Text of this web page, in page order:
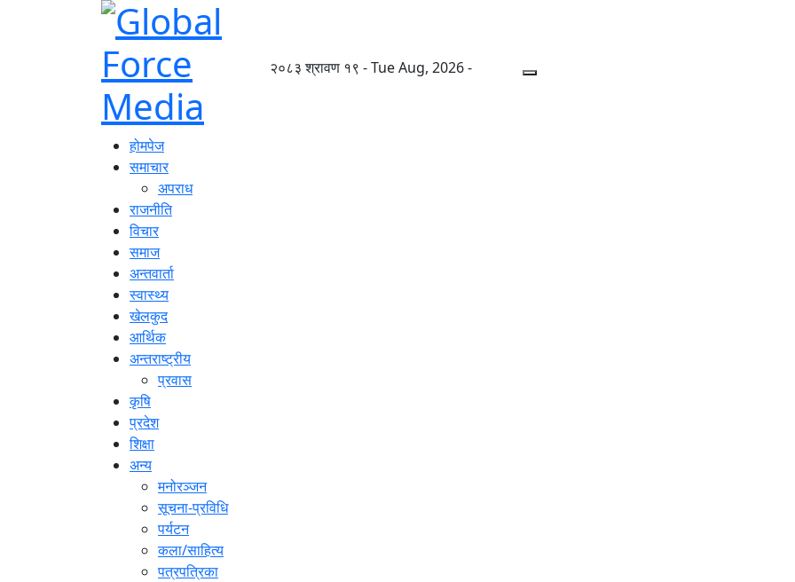
२०८३ श्रावण १९ - Tue Aug, 2026 -
होमपेज
समाचार
अपराध
राजनीति
विचार
समाज
अन्तवार्ता
स्वास्थ्य
खेलकुद
आर्थिक
अन्तराष्ट्रीय
प्रवास
कृषि
प्रदेश
शिक्षा
अन्य
मनोरञ्जन
सूचना-प्रविधि
पर्यटन
कला/साहित्य
पत्रपत्रिका